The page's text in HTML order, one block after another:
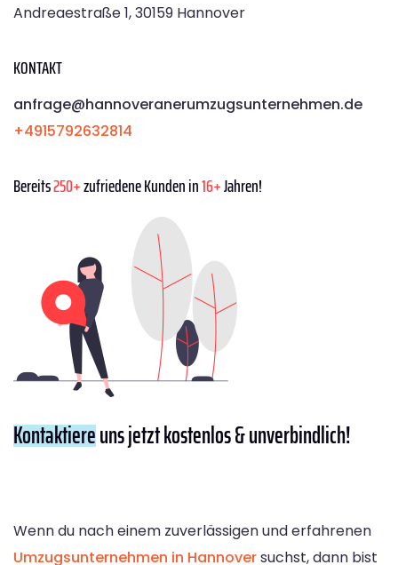
Andreaestraße 1, 30159 Hannover
KONTAKT
anfrage@hannoveranerumzugsunternehmen.de
+4915792632814
Bereits250+zufriedene Kunden in16+Jahren!
Kontaktiereuns jetzt kostenlos & unverbindlich!
Wenn du nach einem zuverlässigen und erfahrenen
Umzugsunternehmen in Hannoversuchst, dann bist